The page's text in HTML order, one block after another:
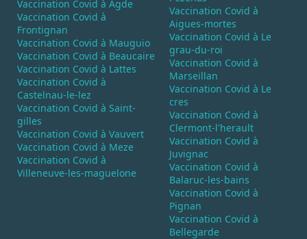
Vaccination Covid à Agde
Vaccination Covid à
Frontignan
Vaccination Covid à Mauguio
Vaccination Covid à Beaucaire
Vaccination Covid à Lattes
Vaccination Covid à
Castelnau-le-lez
Vaccination Covid à Saint-
gilles
Vaccination Covid à Vauvert
Vaccination Covid à Meze
Vaccination Covid à
Villeneuve-les-maguelone
Vaccination Covid à
Aigues-mortes
Vaccination Covid à Le
grau-du-roi
Vaccination Covid à
Marseillan
Vaccination Covid à Le
cres
Vaccination Covid à
Clermont-l'herault
Vaccination Covid à
Juvignac
Vaccination Covid à
Balaruc-les-bains
Vaccination Covid à
Pignan
Vaccination Covid à
Bellegarde